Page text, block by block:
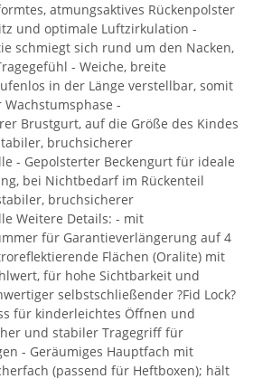
atmungsaktives Rückenpolster
und optimale Luftzirkulation -
schmiegt sich rund um den Nacken,
- Weiche, breite
in der Länge verstellbar, somit
-
Brustgurt, auf die Größe des Kindes
bruchsicherer
- Gepolsterter Beckengurt für ideale
bei Nichtbedarf im Rückenteil
bruchsicherer
Weitere Details: - mit
für Garantieverlängerung auf 4
Flächen (Oralite) mit
für hohe Sichtbarkeit und
selbstschließender ?Fid Lock?
für kinderleichtes Öffnen und
und stabiler Tragegriff für
- Geräumiges Hauptfach mit
(passend für Heftboxen); hält